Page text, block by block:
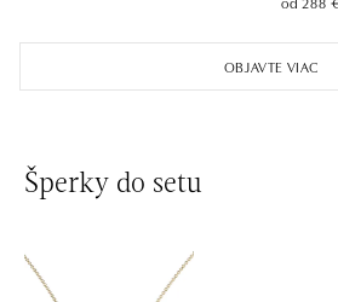
Roztylská 2321/19, 148 00 Praha 4 -
dnes otvorené do 21:00
OBJAVTE VIAC
Šperky do setu